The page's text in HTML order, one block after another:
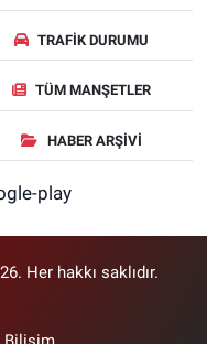
TRAFIK DURUMU
TÜM MANŞETLER
HABER ARŞIVI
Her hakkı saklıdır.